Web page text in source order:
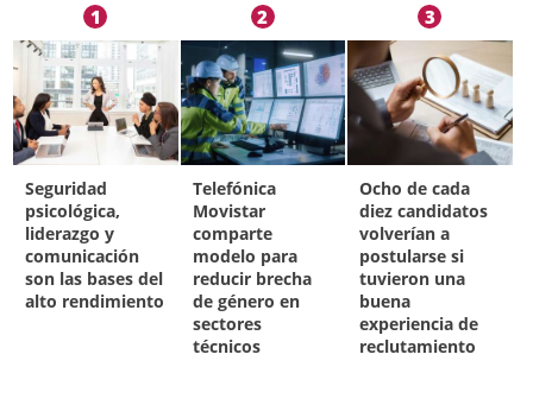
1
Seguridad
psicológica,
liderazgo y
comunicación
son las bases del
alto rendimiento
2
Telefónica
Movistar
comparte
modelo para
reducir brecha
de género en
sectores
técnicos
3
Ocho de cada
diez candidatos
volverían a
postularse si
tuvieron una
buena
experiencia de
reclutamiento